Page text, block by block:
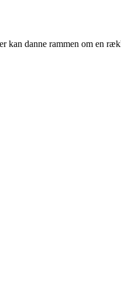
danne rammen om en